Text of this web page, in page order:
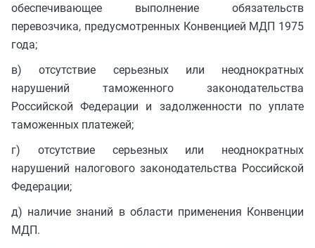
обеспечивающее выполнение обязательств
перевозчика, предусмотренных Конвенцией МДП 1975
года;
в) отсутствие серьезных или неоднократных
нарушений таможенного законодательства
Российской Федерации и задолженности по уплате
таможенных платежей;
г) отсутствие серьезных или неоднократных
нарушений налогового законодательства Российской
Федерации;
д) наличие знаний в области применения Конвенции
МДП.